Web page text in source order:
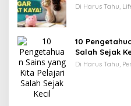
Di Harus Tahu,
10
Salah Sejak
Di Harus Tahu,